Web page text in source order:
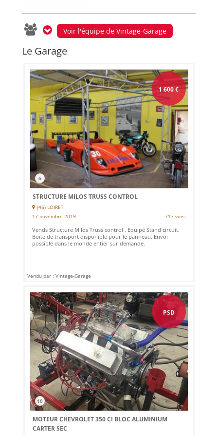
Voir l'équipe de Vintage-Garage
Le Garage
1 600€
6
STRUCTURE MILOS TRUSS CONTROL
(45) LOIRET
17 novembre 2019
717 vues
Vends Structure Milos Truss control . Equipé Stand circuit.
Boite de transport disponible pour le panneau. Envoi
possible dans le monde entier sur demande.
Vendu par : Vintage-Garage
PSD
10
MOTEUR CHEVROLET 350 CI BLOC ALUMINIUM
CARTER SEC